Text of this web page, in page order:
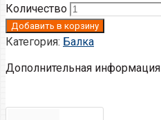
Количество
Добавить в корзину
Категория: Балка
Дополнительная информация